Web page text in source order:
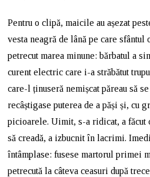
Pentru o clipă, maicile au așezat
vesta neagră de lână pe care sfântul
petrecut marea minune: bărbatul a
curent electric care i-a străbătut
care-l ținuseră nemișcat păreau să
recâștigase puterea de a păși și, cu
picioarele. Uimit, s-a ridicat, a făcut
să creadă, a izbucnit în lacrimi.
întâmplase: fusese martorul primei
petrecută la câteva ceasuri după